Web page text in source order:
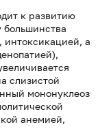
к развитию
большинства
интоксикацией, а
слизистой
мононуклеоз
анемией,